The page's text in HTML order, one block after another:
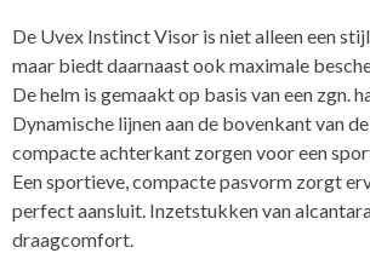
De Uvex Instinct Visor is niet alleen een
maar biedt daarnaast ook maximale
De helm is gemaakt op basis van een zgn.
Dynamische lijnen aan de bovenkant van
compacte achterkant zorgen voor een
Een sportieve, compacte pasvorm zorgt
perfect aansluit. Inzetstukken van
draagcomfort.